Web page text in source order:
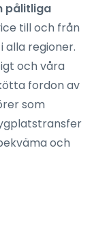
pålitliga
till och från
alla regioner.
och våra
fordon av
som
och